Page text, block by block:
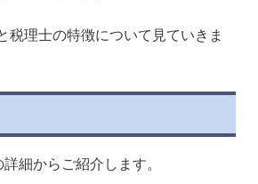
税理士の特徴について見ていきま
詳細からご紹介します。